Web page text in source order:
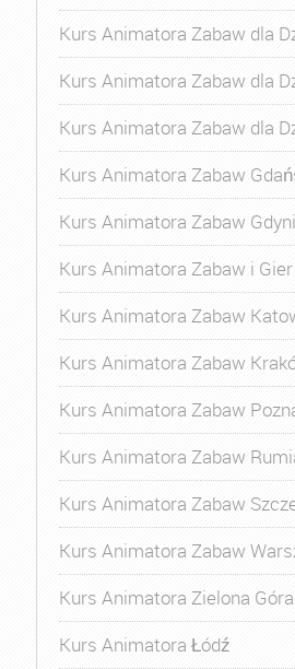
Kurs Animatora Zabaw dla
Kurs Animatora Zabaw dla
Kurs Animatora Zabaw dla
Kurs Animatora Zabaw
Kurs Animatora Zabaw
Kurs Animatora Zabaw i
Kurs Animatora Zabaw
Kurs Animatora Zabaw
Kurs Animatora Zabaw
Kurs Animatora Zabaw
Kurs Animatora Zabaw
Kurs Animatora Zabaw
Kurs Animatora Zielona Góra
Kurs Animatora Łódź